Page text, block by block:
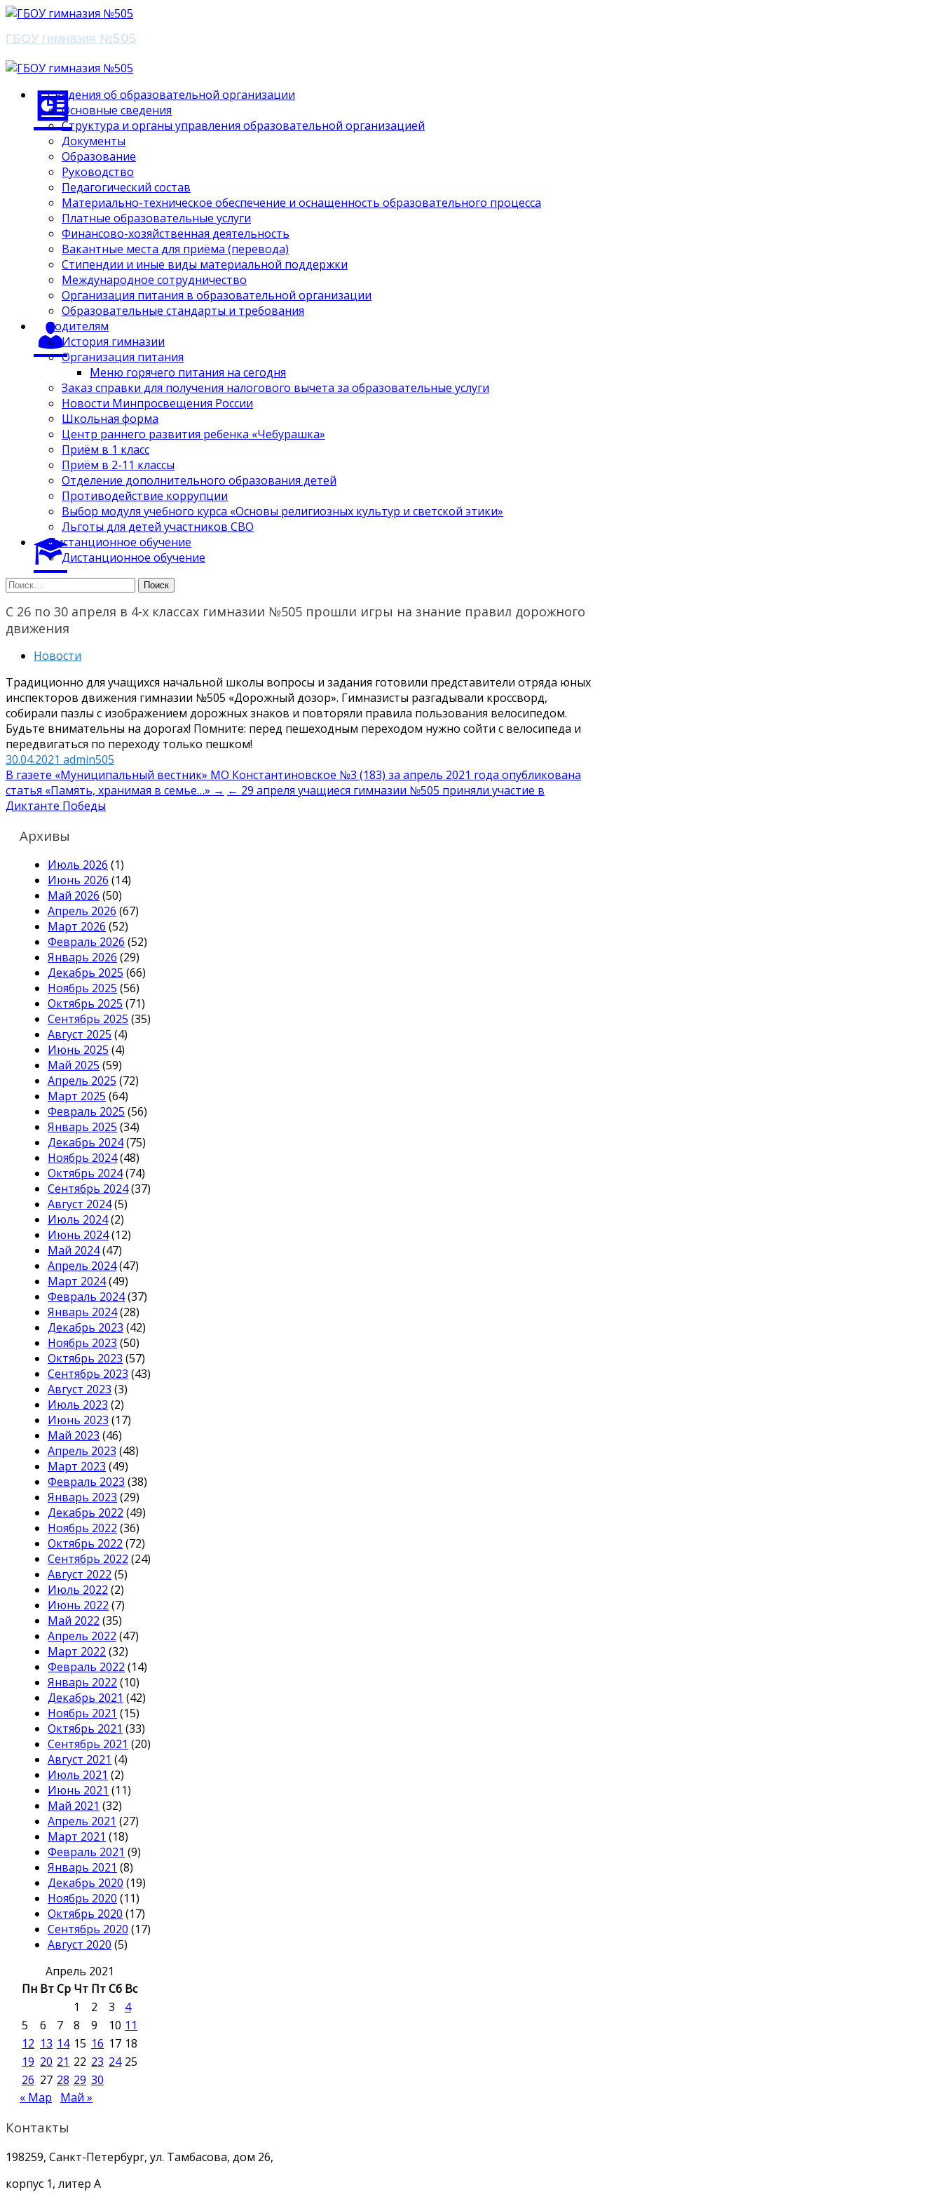
ГБОУ гимназия №505
Сведения об образовательной организации
Основные сведения
Структура и органы управления образовательной организацией
Документы
Образование
Руководство
Педагогический состав
Материально-техническое обеспечение и оснащенность образовательного процесса
Платные образовательные услуги
Финансово-хозяйственная деятельность
Вакантные места для приёма (перевода)
Стипендии и иные виды материальной поддержки
Международное сотрудничество
Организация питания в образовательной организации
Образовательные стандарты и требования
Родителям
История гимназии
Организация питания
Меню горячего питания на сегодня
Заказ справки для получения налогового вычета за образовательные услуги
Новости Минпросвещения России
Школьная форма
Центр раннего развития ребенка «Чебурашка»
Приём в 1 класс
Приём в 2-11 классы
Отделение дополнительного образования детей
Противодействие коррупции
Выбор модуля учебного курса «Основы религиозных культур и светской этики»
Льготы для детей участников СВО
Дистанционное обучение
Дистанционное обучение
Найти:
С 26 по 30 апреля в 4-х классах гимназии №505 прошли игры на знание правил дорожного
движения
Новости
Традиционно для учащихся начальной школы вопросы и задания готовили представители отряда юных
инспекторов движения гимназии №505 «Дорожный дозор». Гимназисты разгадывали кроссворд,
собирали пазлы с изображением дорожных знаков и повторяли правила пользования велосипедом.
Будьте внимательны на дорогах! Помните: перед пешеходным переходом нужно сойти с велосипеда и
передвигаться по переходу только пешком!
30.04.2021 admin505
Навигация
по
записям
В газете «Муниципальный вестник» МО Константиновское №3 (183) за апрель 2021 года опубликована
статья «Память, хранимая в семье…» → ← 29 апреля учащиеся гимназии №505 приняли участие в
Диктанте Победы
Архивы
Июль 2026 (1)
Июнь 2026 (14)
Май 2026 (50)
Апрель 2026 (67)
Март 2026 (52)
Февраль 2026 (52)
Январь 2026 (29)
Декабрь 2025 (66)
Ноябрь 2025 (56)
Октябрь 2025 (71)
Сентябрь 2025 (35)
Август 2025 (4)
Июнь 2025 (4)
Май 2025 (59)
Апрель 2025 (72)
Март 2025 (64)
Февраль 2025 (56)
Январь 2025 (34)
Декабрь 2024(75)
Ноябрь 2024(48)
Октябрь 2024(74)
Сентябрь 2024(37)
Август 2024(5)
Июль 2024(2)
Июнь 2024(12)
Май 2024(47)
Апрель 2024(47)
Март 2024(49)
Февраль 2024(37)
Январь 2024(28)
Декабрь 2023 (42)
Ноябрь 2023 (50)
Октябрь 2023 (57)
Сентябрь 2023 (43)
Август 2023 (3)
Июль 2023 (2)
Июнь 2023 (17)
Май 2023 (46)
Апрель 2023 (48)
Март 2023 (49)
Февраль 2023 (38)
Январь 2023 (29)
Декабрь 2022 (49)
Ноябрь 2022 (36)
Октябрь 2022 (72)
Сентябрь 2022 (24)
Август 2022 (5)
Июль 2022 (2)
Июнь 2022 (7)
Май 2022 (35)
Апрель 2022 (47)
Март 2022 (32)
Февраль 2022 (14)
Январь 2022 (10)
Декабрь 2021 (42)
Ноябрь 2021 (15)
Октябрь 2021 (33)
Сентябрь 2021 (20)
Август 2021 (4)
Июль 2021 (2)
Июнь 2021 (11)
Май 2021 (32)
Апрель 2021 (27)
Март 2021 (18)
Февраль 2021 (9)
Январь 2021 (8)
Декабрь 2020 (19)
Ноябрь 2020 (11)
Октябрь 2020 (17)
Сентябрь 2020 (17)
Август 2020 (5)
Апрель 2021
Пн ВтСр Чт ПтСб Вс
1
2 3
4
5
6 7 8 9 10 11
12 13 14 15 16 17 18
19 20 21 22 23 24 25
26 27 28 29 30
« Мар
Май »
Контакты
198259, Санкт-Петербург, ул. Тамбасова, дом 26,
корпус 1, литер А